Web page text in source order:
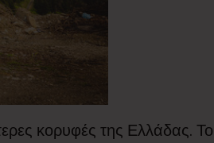
κορυφές της Ελλάδας. Το